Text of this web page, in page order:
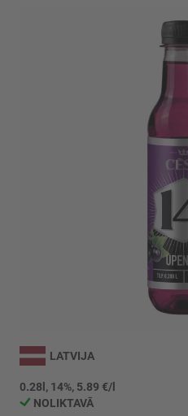
uz
galerijas
sākumu
LATVIJA
0.28l, 14%, 5.89 €/l
NOLIKTAVĀ